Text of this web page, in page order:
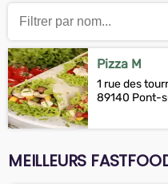
Pizza M
1 rue des
89140 Pont-
MEILLEURS